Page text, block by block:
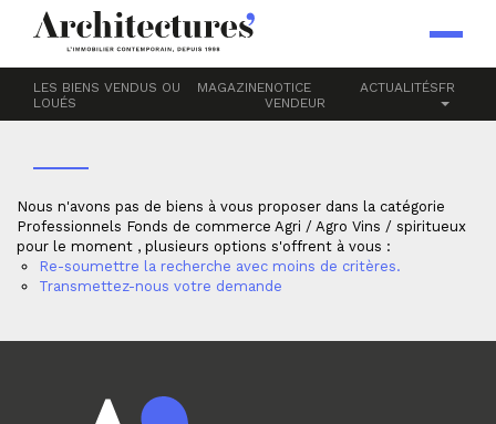
LES BIENS VENDUS OU
LOUÉS
MAGAZINENOTICE
VENDEUR
ACTUALITÉSFR
Accueil Professionnels
VINS / SPIRITUEUX
Nous n'avons pas de biens à vous proposer dans la catégorie
Professionnels Fonds de commerce Agri / Agro Vins / spiritueux
pour le moment , plusieurs options s'offrent à vous :
Re-soumettre la recherche avec moins de critères.
Transmettez-nous votre demande